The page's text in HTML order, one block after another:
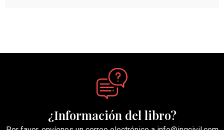
¿Información del libro?